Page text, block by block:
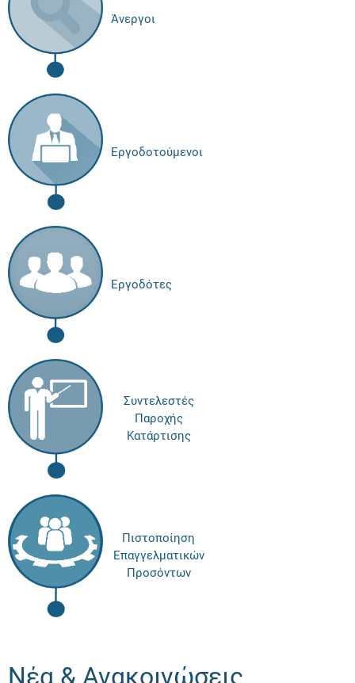
Άνεργοι
Εργοδοτούμενοι
Εργοδότες
Συντελεστές
Παροχής
Κατάρτισης
Πιστοποίηση
Επαγγελματικών
Προσόντων
Νέα & Ανακοινώσεις